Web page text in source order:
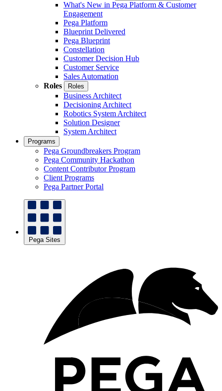
What's New in Pega Platform & Customer
Engagement
Pega Platform
Blueprint Delivered
Pega Blueprint
Constellation
Customer Decision Hub
Customer Service
Sales Automation
Roles
Roles
Business Architect
Decisioning Architect
Robotics System Architect
Solution Designer
System Architect
Programs
Pega Groundbreakers Program
Pega Community Hackathon
Content Contributor Program
Client Programs
Pega Partner Portal
Pega Sites